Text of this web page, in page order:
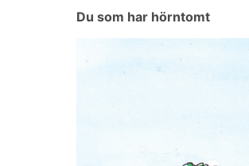
Du som har hörntomt